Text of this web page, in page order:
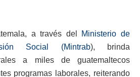
a través del Ministerio de
Social (Mintrab), brinda
a miles de guatemaltecos
programas laborales, reiterando